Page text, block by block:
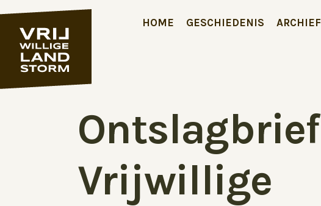
HOME GESCHIEDENIS ARCHIEF
Ontslagbrief
Vrijwillige